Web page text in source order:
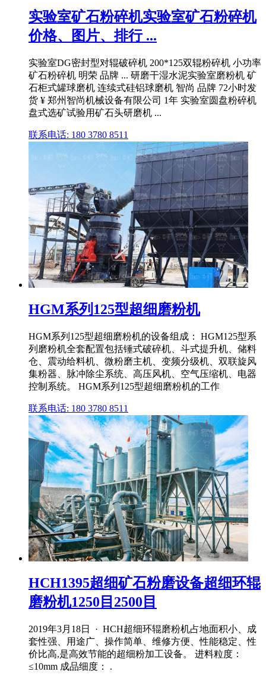
实验室矿石粉碎机实验室矿石粉碎机
价格、图片、排行 ...
实验室DG密封型对辊破碎机 200*125双辊粉碎机 小功率
矿石粉碎机 明荣 品牌 ... 研磨干湿水泥实验室磨粉机 矿
石柜式罐球磨机 连续式硅铝球磨机 智尚 品牌 72小时发
货 ¥ 郑州智尚机械设备有限公司 1年 实验室圆盘粉碎机
盘式选矿试验用矿石头研磨机 ...
联系电话: 180 3780 8511
HGM系列125型超细磨粉机
HGM系列125型超细磨粉机的设备组成： HGM125型系
列磨粉机全套配置包括锤式破碎机、斗式提升机、储料
仓、震动给料机、微粉磨主机、变频分级机、双联旋风
集粉器、脉冲除尘系统、高压风机、空气压缩机、电器
控制系统。 HGM系列125型超细磨粉机的工作
联系电话: 180 3780 8511
HCH1395超细矿石粉磨设备超细环辊
磨粉机1250目2500目
2019年3月18日 · HCH超细环辊磨粉机占地面积小、成
套性强、用途广、操作简单、维修方便、性能稳定、性
价比高,是高效节能的超细粉加工设备。 进料粒度：
≤10mm 成品细度： .